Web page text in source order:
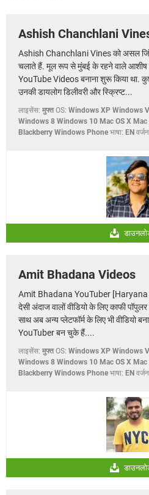
Ashish Chanchlani
Ashish Chanchlani Vines को असल
चलाते हैं. मूल रूप से मुंबई के रहने वाले आशीष
YouTube Videos बनाना शुरू किया था.
उनकी डायलोग डिलीवरी और स्क्रिप्ट...
लाइसेंस: मुफ्त OS: Windows XP Windows
Windows 8 Windows 10 Mac OS X
Blackberry Windows Phone भाषा: EN
Amit Bhadana Videos
Amit Bhadana YouTuber
देसी अंदाज वालों वीडियो के लिए काफी
साथ अब अन्य प्लेटफॉर्म के लिए भी वीडियो
YouTuber बन चुके हैं....
लाइसेंस: मुफ्त OS: Windows XP Windows
Windows 8 Windows 10 Mac OS X
Blackberry Windows Phone भाषा: EN